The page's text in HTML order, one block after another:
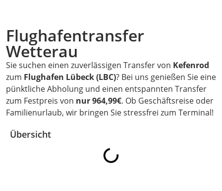
Flughafentransfer
Wetterau
Sie suchen einen zuverlässigen Transfer von Kefenrod
zum Flughafen Lübeck (LBC)? Bei uns genießen Sie eine
pünktliche Abholung und einen entspannten Transfer
zum Festpreis von nur 964,99€. Ob Geschäftsreise oder
Familienurlaub, wir bringen Sie stressfrei zum Terminal!
Übersicht